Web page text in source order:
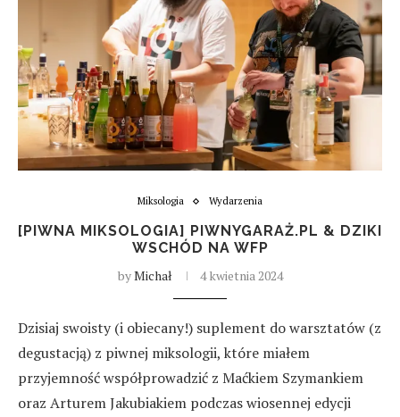
Miksologia Wydarzenia
[PIWNA MIKSOLOGIA] PIWNYGARAŻ.PL & DZIKI
WSCHÓD NA WFP
byMichał 4 kwietnia 2024
Dzisiaj swoisty (i obiecany!) suplement do warsztatów (z
degustacją) z piwnej miksologii, które miałem
przyjemność współprowadzić z Maćkiem Szymankiem
oraz Arturem Jakubiakiem podczas wiosennej edycji